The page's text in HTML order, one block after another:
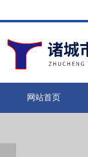
网站首页